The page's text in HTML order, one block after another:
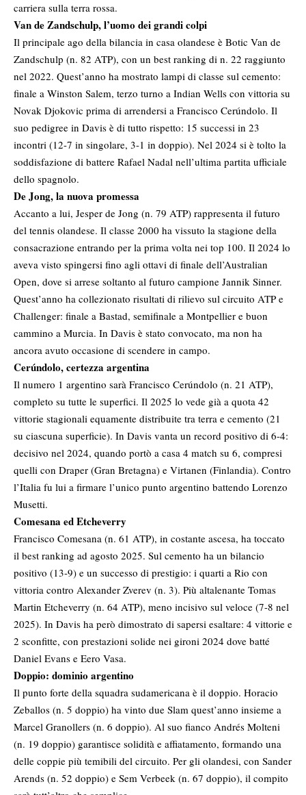
carriera sulla terra rossa.
Van de Zandschulp, l’uomo dei grandi colpi
Il principale ago della bilancia in casa olandese è Botic Van de
Zandschulp (n. 82 ATP), con un best ranking di n. 22 raggiunto
nel 2022. Quest’anno ha mostrato lampi di classe sul cemento:
finale a Winston Salem, terzo turno a Indian Wells con vittoria su
Novak Djokovic prima di arrendersi a Francisco Cerúndolo. Il
suo pedigree in Davis è di tutto rispetto: 15 successi in 23
incontri (12-7 in singolare, 3-1 in doppio). Nel 2024 si è tolto la
soddisfazione di battere Rafael Nadal nell’ultima partita ufficiale
dello spagnolo.
De Jong, la nuova promessa
Accanto a lui, Jesper de Jong (n. 79 ATP) rappresenta il futuro
del tennis olandese. Il classe 2000 ha vissuto la stagione della
consacrazione entrando per la prima volta nei top 100. Il 2024 lo
aveva visto spingersi fino agli ottavi di finale dell’Australian
Open, dove si arrese soltanto al futuro campione Jannik Sinner.
Quest’anno ha collezionato risultati di rilievo sul circuito ATP e
Challenger: finale a Bastad, semifinale a Montpellier e buon
cammino a Murcia. In Davis è stato convocato, ma non ha
ancora avuto occasione di scendere in campo.
Cerúndolo, certezza argentina
Il numero 1 argentino sarà Francisco Cerúndolo (n. 21 ATP),
completo su tutte le superfici. Il 2025 lo vede già a quota 42
vittorie stagionali equamente distribuite tra terra e cemento (21
su ciascuna superficie). In Davis vanta un record positivo di 6-4:
decisivo nel 2024, quando portò a casa 4 match su 6, compresi
quelli con Draper (Gran Bretagna) e Virtanen (Finlandia). Contro
l’Italia fu lui a firmare l’unico punto argentino battendo Lorenzo
Musetti.
Comesana ed Etcheverry
Francisco Comesana (n. 61 ATP), in costante ascesa, ha toccato
il best ranking ad agosto 2025. Sul cemento ha un bilancio
positivo (13-9) e un successo di prestigio: i quarti a Rio con
vittoria contro Alexander Zverev (n. 3). Più altalenante Tomas
Martin Etcheverry (n. 64 ATP), meno incisivo sul veloce (7-8 nel
2025). In Davis ha però dimostrato di sapersi esaltare: 4 vittorie e
2 sconfitte, con prestazioni solide nei gironi 2024 dove batté
Daniel Evans e Eero Vasa.
Doppio: dominio argentino
Il punto forte della squadra sudamericana è il doppio. Horacio
Zeballos (n. 5 doppio) ha vinto due Slam quest’anno insieme a
Marcel Granollers (n. 6 doppio). Al suo fianco Andrés Molteni
(n. 19 doppio) garantisce solidità e affiatamento, formando una
delle coppie più temibili del circuito. Per gli olandesi, con Sander
Arends (n. 52 doppio) e Sem Verbeek (n. 67 doppio), il compito